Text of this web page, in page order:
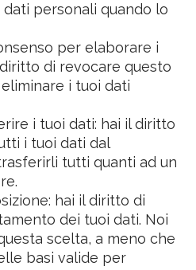
personali quando lo
per elaborare i
di revocare questo
i tuoi dati
i tuoi dati: hai il diritto
i tuoi dati dal
tutti quanti ad un
hai il diritto di
dei tuoi dati. Noi
scelta, a meno che
basi valide per